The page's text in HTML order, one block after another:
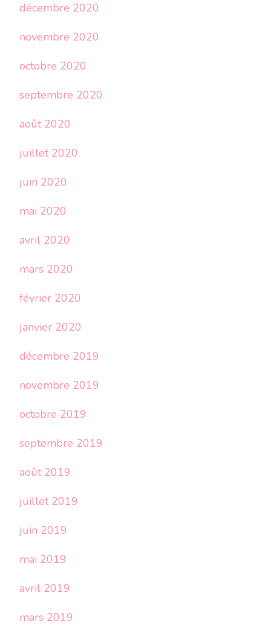
décembre 2020
novembre 2020
octobre 2020
septembre 2020
août 2020
juillet 2020
juin 2020
mai 2020
avril 2020
mars 2020
février 2020
janvier 2020
décembre 2019
novembre 2019
octobre 2019
septembre 2019
août 2019
juillet 2019
juin 2019
mai 2019
avril 2019
mars 2019